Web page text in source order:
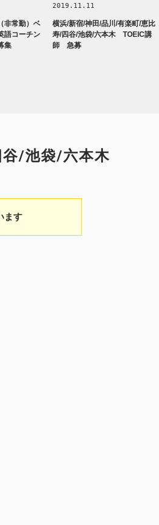
非常勤）ベ
語コーチン
集
2019.11.11
横浜/新宿/神田/品川/有楽町/恵比
寿/四谷/池袋/六本木 TOEIC講
師 急募
谷/池袋/六本木
ます